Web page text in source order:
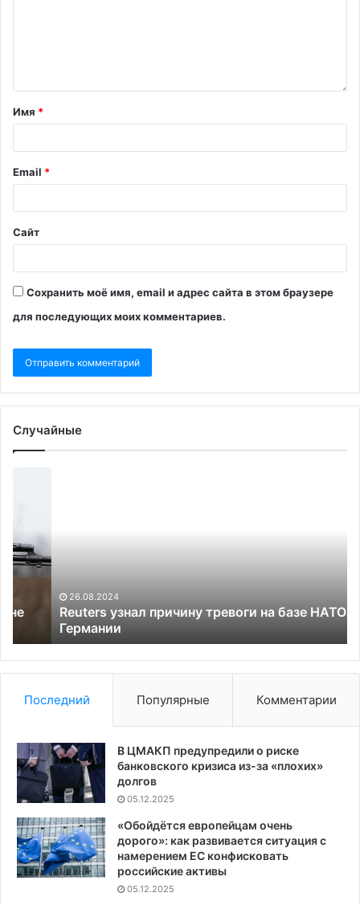
Имя *
Email *
Сайт
Сохранить моё имя, email и адрес сайта в этом браузере
для последующих моих комментариев.
Случайные
на
базе
НАТО
Германии
26.08.2024
Reuters узнал причину тревоги на базе НАТО в
Германии
Последний Популярные Комментарии
В ЦМАКП предупредили о риске
банковского кризиса из-за «плохих»
долгов
05.12.2025
«Обойдётся европейцам очень
дорого»: как развивается ситуация с
намерением ЕС конфисковать
российские активы
05.12.2025